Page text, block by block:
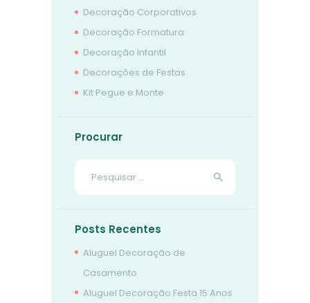
Decoração Corporativos
Decoração Formatura
Decoração Infantil
Decorações de Festas
Kit Pegue e Monte
Procurar
Pesquisar
por:
Posts Recentes
Aluguel Decoração de
Casamento
Aluguel Decoração Festa 15 Anos